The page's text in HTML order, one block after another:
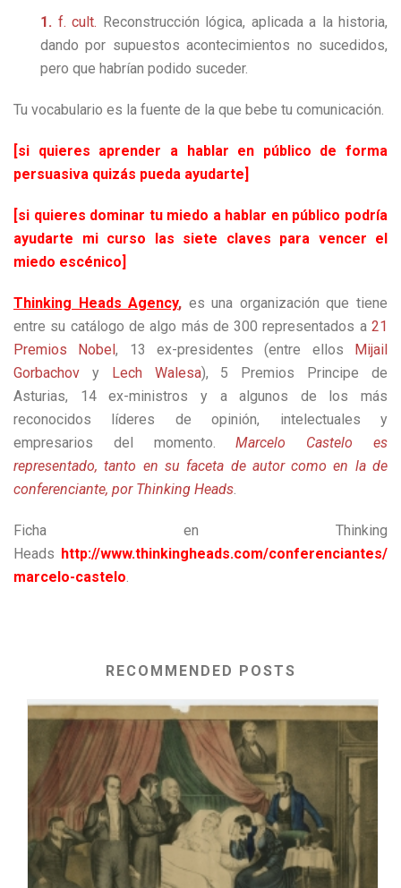
1. f. cult. Reconstrucción lógica, aplicada a la historia,
dando por supuestos acontecimientos no sucedidos,
pero que habrían podido suceder.
Tu vocabulario es la fuente de la que bebe tu comunicación.
[si quieres aprender a hablar en público de forma
persuasiva quizás pueda ayudarte]
[si quieres dominar tu miedo a hablar en público podría
ayudarte mi curso las siete claves para vencer el
miedo escénico]
Thinking Heads Agency, es una organización que tiene
entre su catálogo de algo más de 300 representados a 21
Premios Nobel, 13 ex-presidentes (entre ellos Mijail
Gorbachov
y Lech Walesa), 5 Premios Principe de
Asturias, 14 ex-ministros y a algunos de los más
reconocidos líderes de opinión, intelectuales y
empresarios del momento.Marcelo Castelo es
representado, tanto en su faceta de autor como en la de
conferenciante, por Thinking Heads.
Ficha en Thinking
Heads http://www.thinkingheads.com/conferenciantes/
marcelo-castelo.
RECOMMENDED POSTS